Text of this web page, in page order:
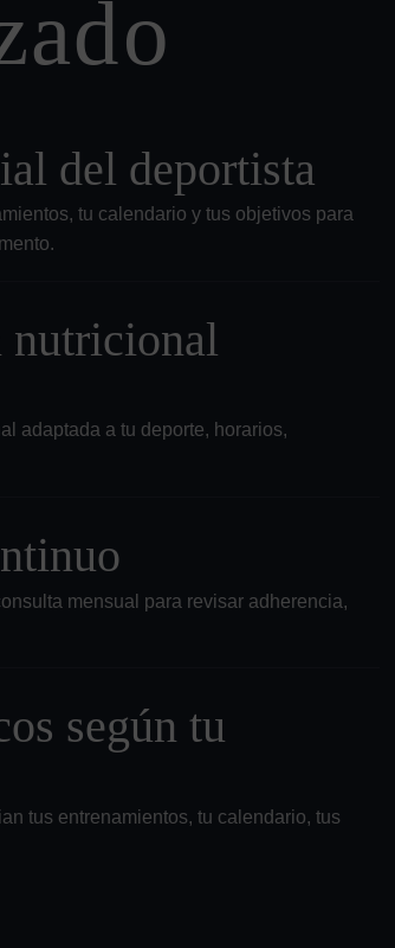
del deportista
tu calendario y tus objetivos para
nutricional
adaptada a tu deporte, horarios,
mensual para revisar adherencia,
según tu
tus entrenamientos, tu calendario, tus